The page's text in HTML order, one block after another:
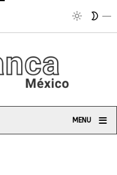
MENU ≡